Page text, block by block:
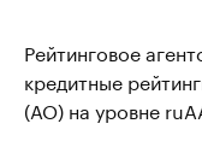
Рейтинговое
кредитные
(АО) на уровне